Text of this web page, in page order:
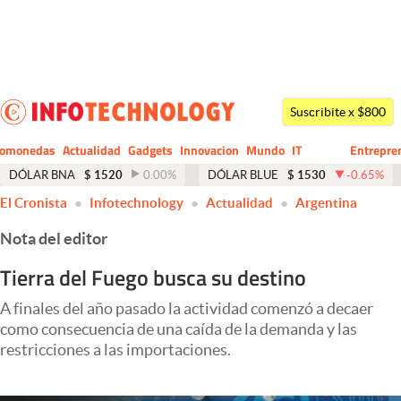
Dólar
Economía y Política
Finanzas y Mercados
Mercados Online
Negocios
Columnistas
Otras secciones
Suscribite x $800
Actualidad Gadgets Innovacion Mundo
CIO
IT
Business
DÓLAR BNA $ 1520 0.00% DÓLAR BLUE $ 1530 -0.65%
El Cronista Infotechnology Actualidad Argentina
Nota del editor
Tierra del Fuego busca su destino
A finales del año pasado la actividad comenzó a decaer
como consecuencia de una caída de la demanda y las
restricciones a las importaciones.